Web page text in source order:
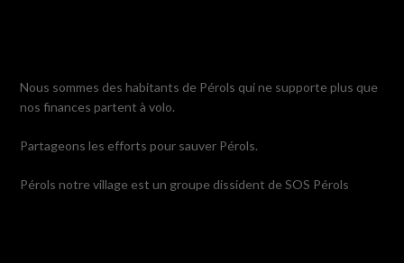
Nous sommes des habitants de Pérols qui ne supporte plus que
nos finances partent à volo.
Partageons les efforts pour sauver Pérols.
Pérols notre village est un groupe dissident de SOS Pérols